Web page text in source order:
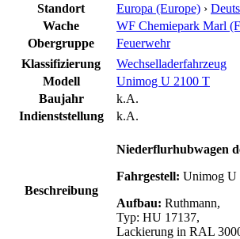
Standort
Europa (Europe) ›
Wache
WF Chemiepark Marl
Obergruppe
Feuerwehr
Klassifizierung
Wechselladerfahrzeug
Modell
Unimog U 2100 T
Baujahr
k.A.
Indienststellung
k.A.
Beschreibung
Niederflurhubwagen
Fahrgestell: Unimog U
Aufbau: Ruthmann,
Typ: HU 17137,
Lackierung in RAL